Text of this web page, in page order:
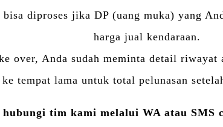
diproses jika DP (uang muka) yang
harga jual kendaraan.
over, Anda sudah meminta detail riwayat
ke tempat lama untuk total pelunasan
tim kami melalui WA atau SMS